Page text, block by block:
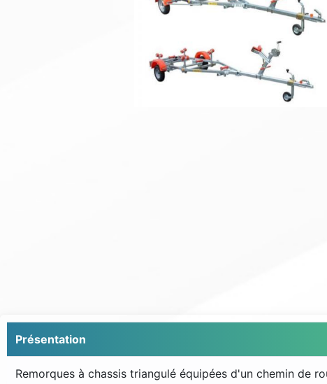
Présentation
Remorques à chassis triangulé équipées d'un chemin de